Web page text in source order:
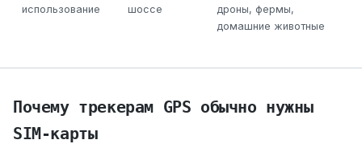
использование
шоссе
дроны, фермы,
домашние животные
Почему трекерам GPS обычно нужны
SIM-карты